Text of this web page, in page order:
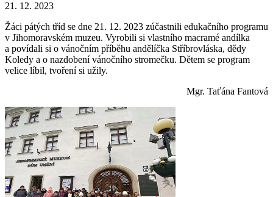
21. 12. 2023
Žáci pátých tříd se dne 21. 12. 2023 zúčastnili edukačního programu
v Jihomoravském muzeu. Vyrobili si vlastního macramé andílka
a povídali si o vánočním příběhu andělíčka Stříbrovláska, dědy
Koledy a o nazdobení vánočního stromečku. Dětem se program
velice líbil, tvoření si užily.
Mgr. Taťána Fantová